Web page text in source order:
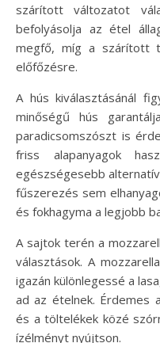
szárított változatot
befolyásolja az étel
megfő, míg a szárított
előfőzésre.
A hús kiválasztásánál
minőségű hús
paradicsomszószt is
friss alapanyagok
egészségesebb
fűszerezés sem
és fokhagyma a legjobb
A sajtok terén a
választások. A
igazán különlegessé a
ad az ételnek. Érdemes
és a töltelékek közé
ízélményt nyújtson.